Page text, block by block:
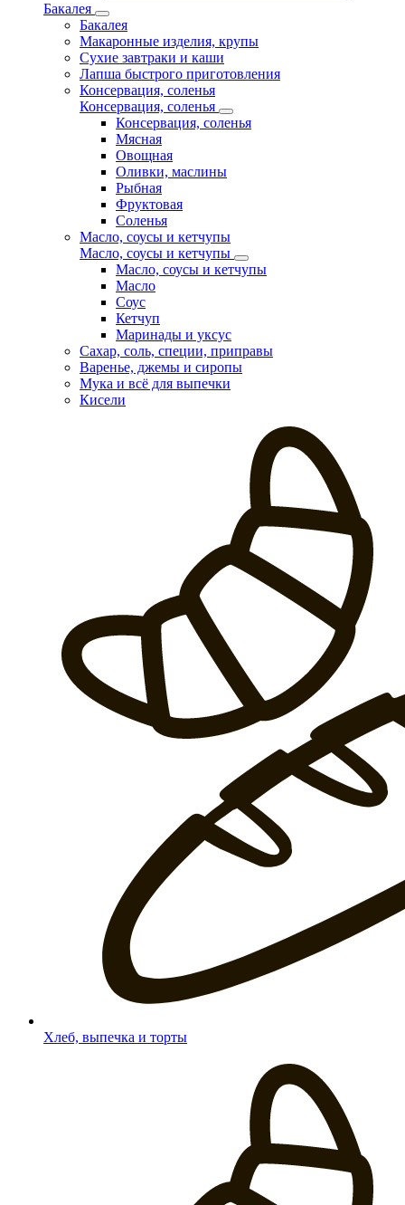
Бакалея
Бакалея
Макаронные изделия, крупы
Сухие завтраки и каши
Лапша быстрого приготовления
Консервация, соленья
Консервация, соленья
Консервация, соленья
Мясная
Овощная
Оливки, маслины
Рыбная
Фруктовая
Соленья
Масло, соусы и кетчупы
Масло, соусы и кетчупы
Масло, соусы и кетчупы
Масло
Соус
Кетчуп
Маринады и уксус
Сахар, соль, специи, приправы
Варенье, джемы и сиропы
Мука и всё для выпечки
Кисели
Хлеб, выпечка и торты